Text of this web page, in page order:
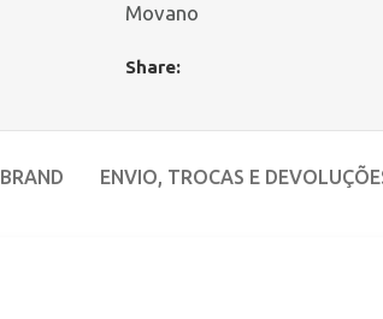
Movano
Share:
BRAND ENVIO, TROCAS E